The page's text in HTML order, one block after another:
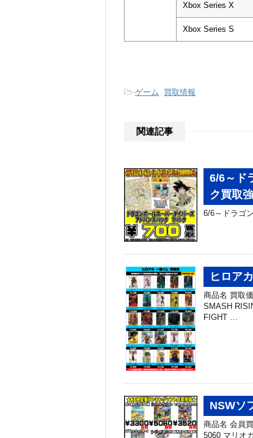
Xbox Series X
Xbox Series S
-ゲーム, 買取情報
関連記事
6/6～ド
ク買取
6/6～ドラゴ
ヒロア
商品名 買取
SMASH
FIGHT …
NSWソ
商品名 会員
5060 マリオ